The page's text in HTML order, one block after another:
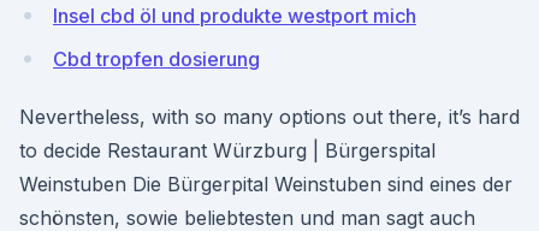
Insel cbd öl und produkte westport mich
Cbd tropfen dosierung
Nevertheless, with so many options out there, it’s hard
to decide Restaurant Würzburg | Bürgerspital
Weinstuben Die Bürgerpital Weinstuben sind eines der
schönsten, sowie beliebtesten und man sagt auch